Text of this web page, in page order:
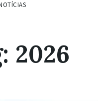
2026